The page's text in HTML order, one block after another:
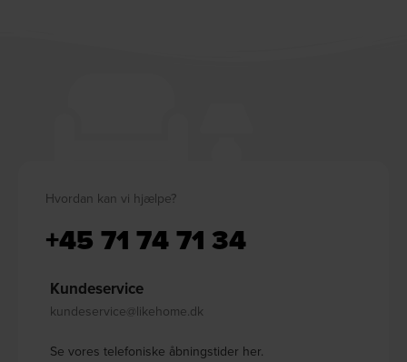
Hvordan kan vi hjælpe?
+45 71 74 71 34
Kundeservice
kundeservice@likehome.dk
Se vores telefoniske åbningstider her.